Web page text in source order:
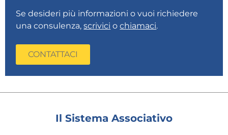
Se desideri più informazioni o vuoi richiedere
una consulenza,scrivici ochiamaci.
CONTATTACI
Il Sistema Associativo